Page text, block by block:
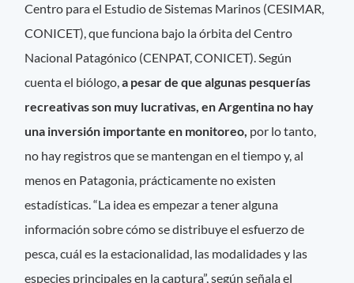
Centro para el Estudio de Sistemas Marinos (CESIMAR,
CONICET), que funciona bajo la órbita del Centro
Nacional Patagónico (CENPAT, CONICET). Según
cuenta el biólogo,a pesar de que algunas pesquerías
recreativas son muy lucrativas, en Argentina no hay
una inversión importante en monitoreo, por lo tanto,
no hay registros que se mantengan en el tiempo y, al
menos en Patagonia, prácticamente no existen
estadísticas. “La idea es empezar a tener alguna
información sobre cómo se distribuye el esfuerzo de
pesca, cuál es la estacionalidad, las modalidades y las
especies principales en la captura”, según señala el